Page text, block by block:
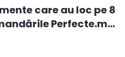
care au loc pe 8
Perfecte.m...